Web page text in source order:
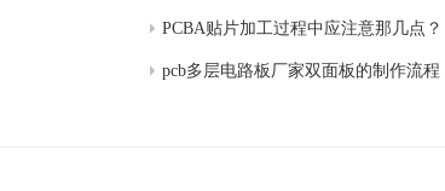
PCBA贴片加工过程中应注意那几点？
pcb多层电路板厂家双面板的制作流程